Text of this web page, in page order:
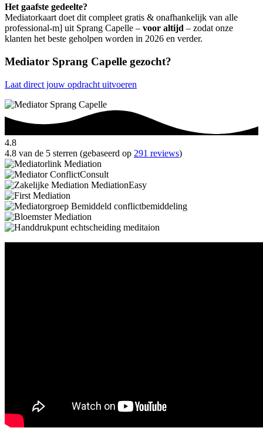
Het gaafste gedeelte?
Mediatorkaart doet dit compleet gratis & onafhankelijk van alle
professional-m] uit Sprang Capelle – voor altijd – zodat onze
klanten het beste geholpen worden in 2026 en verder.
Mediator Sprang Capelle gezocht?
Laat direct jouw opdracht uitvoeren
4.8
4.8 van de 5 sterren (gebaseerd op 291 reviews)